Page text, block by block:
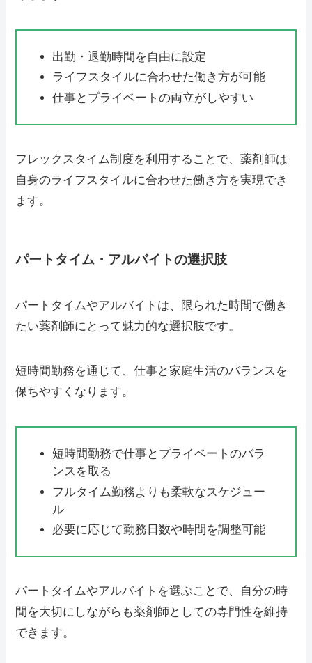
出勤・退勤時間を自由に設定
ライフスタイルに合わせた働き方が可能
仕事とプライベートの両立がしやすい
フレックスタイム制度を利用することで、薬剤師は
自身のライフスタイルに合わせた働き方を実現でき
ます。
パートタイム・アルバイトの選択肢
パートタイムやアルバイトは、限られた時間で働き
たい薬剤師にとって魅力的な選択肢です。
短時間勤務を通じて、仕事と家庭生活のバランスを
保ちやすくなります。
短時間勤務で仕事とプライベートのバラ
ンスを取る
フルタイム勤務よりも柔軟なスケジュー
ル
必要に応じて勤務日数や時間を調整可能
パートタイムやアルバイトを選ぶことで、自分の時
間を大切にしながらも薬剤師としての専門性を維持
できます。